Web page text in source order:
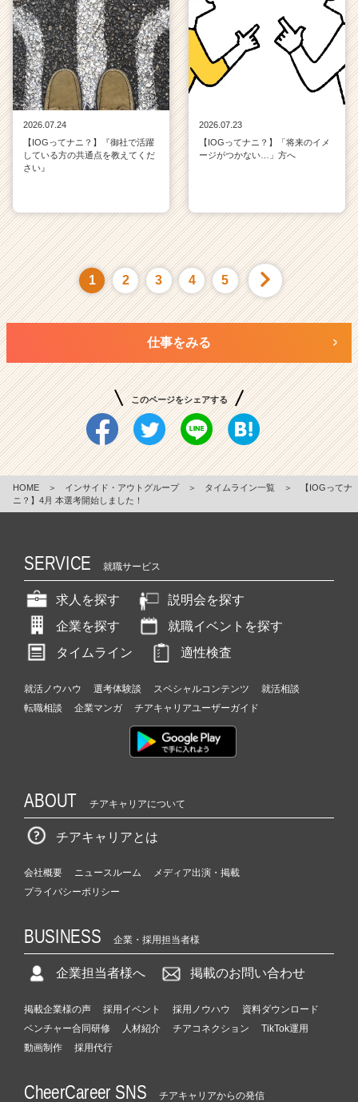
2026.07.24
【IOGってナニ？】『御社で活躍
している方の共通点を教えてくだ
さい』
2026.07.23
【IOGってナニ？】「将来のイメ
ージがつかない…」方へ
1 2 3 4 5
仕事をみる
このページをシェアする
HOME ＞ インサイド・アウトグループ ＞ タイムライン一覧 ＞
【IOGってナ
ニ？】4月 本選考開始しました！
SERVICE 就職サービス
求人を探す
説明会を探す
企業を探す
就職イベントを探す
タイムライン
適性検査
就活ノウハウ 選考体験談 スペシャルコンテンツ
就活相談
転職相談
企業マンガ チアキャリアユーザーガイド
ABOUT チアキャリアについて
チアキャリアとは
会社概要 ニュースルーム
メディア出演・掲載
プライバシーポリシー
BUSINESS 企業・採用担当者様
企業担当者様へ 掲載のお問い合わせ
掲載企業様の声 採用イベント 採用ノウハウ
資料ダウンロード
ベンチャー合同研修
人材紹介 チアコネクション
TikTok運用
動画制作
採用代行
CheerCareer SNS チアキャリアからの発信